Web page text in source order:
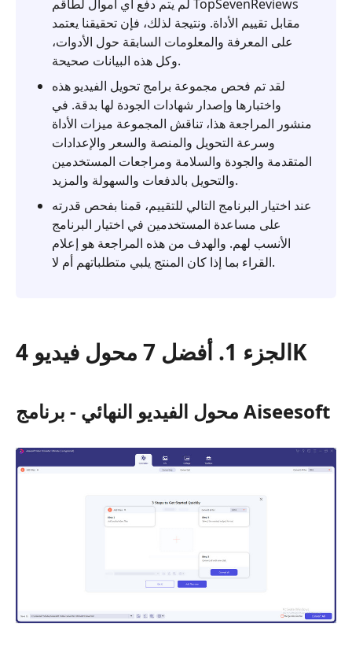
لم يتم دفع أي أموال لطاقم TopSevenReviews
مقابل تقييم الأداة. ونتيجة لذلك، فإن تحقيقنا يعتمد
على المعرفة والمعلومات السابقة حول الأدوات،
وكل هذه البيانات صحيحة.
لقد تم فحص مجموعة برامج تحويل الفيديو هذه
واختبارها وإصدار شهادات الجودة لها بدقة. في
منشور المراجعة هذا، تناقش المجموعة ميزات الأداة
وسرعة التحويل والمنصة والسعر والإعدادات
المتقدمة والجودة والسلامة ومراجعات المستخدمين
والتحويل بالدفعات والسهولة والمزيد.
عند اختيار البرنامج التالي للتقييم، قمنا بفحص قدرته
على مساعدة المستخدمين في اختيار البرنامج
الأنسب لهم. والهدف من هذه المراجعة هو إعلام
القراء بما إذا كان المنتج يلبي متطلباتهم أم لا.
الجزء 1. أفضل 7 محول فيديو 4K
محول الفيديو النهائي - برنامج Aiseesoft